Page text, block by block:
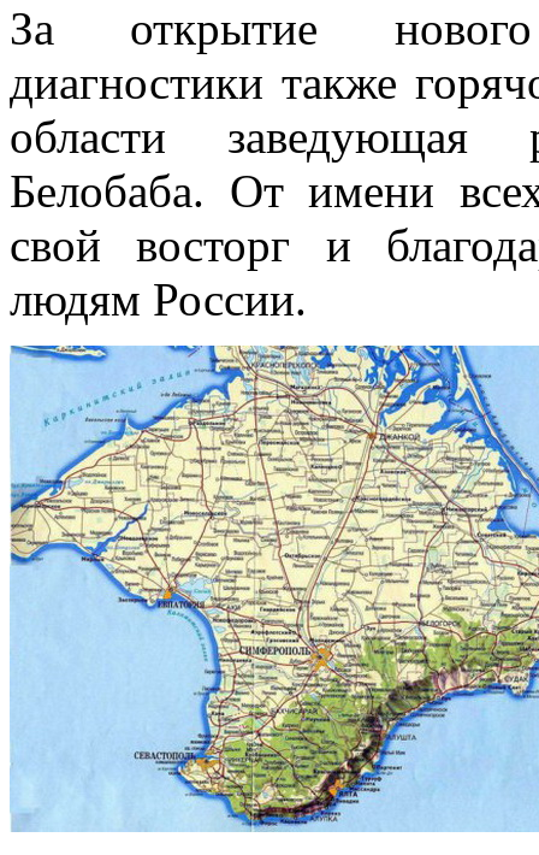
За открытие нового
диагностики также
области
Белобаба. От имени
свой восторг и
людям России.